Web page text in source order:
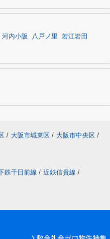
河内小阪 八戸ノ里
若江岩田
/ 大阪市城東区 / 大阪市中央区 /
鉄千日前線 / 近鉄信貴線 /